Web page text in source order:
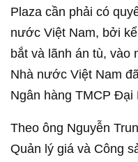
Plaza cần phải có
nước Việt Nam, bởi
bắt và lãnh án tù, vào
Nhà nước Việt Nam
Ngân hàng TMCP
Theo ông Nguyễn
Quản lý giá và Công